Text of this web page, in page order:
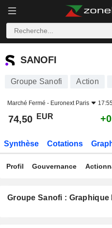
SANOFI
SANOFI
Groupe Sanofi Action
Marché Fermé - Euronext Paris
74,50 EUR
Synthèse Cotations
Profil Gouvernance
Groupe Sanofi : Graphique